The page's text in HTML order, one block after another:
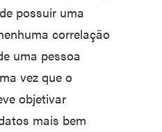
possuir uma
correlação
uma pessoa
vez que o
objetivar
mais bem